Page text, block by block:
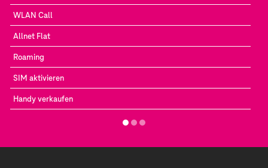
WLAN Call
Allnet Flat
Roaming
SIM aktivieren
Handy verkaufen